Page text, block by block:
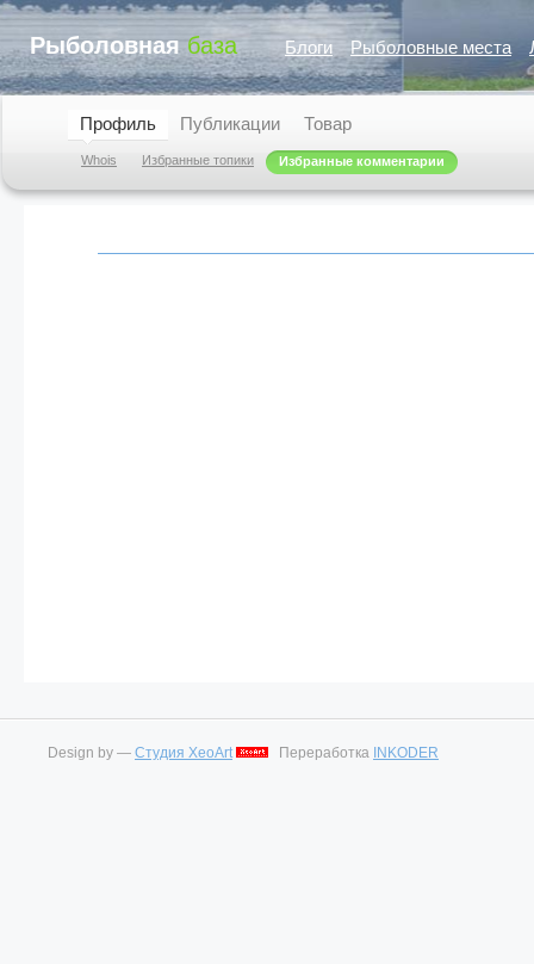
Рыболовная база Блоги Рыболовные места
Профиль
Whois Избранные топики Избранные комментарии
Публикации Товар
Design by — Студия XeoArt Переработка INKODER